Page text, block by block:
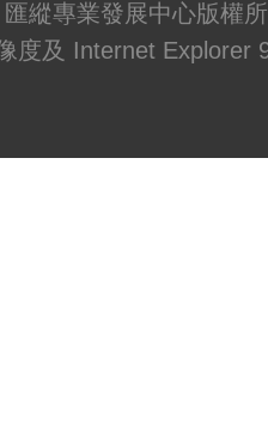
匯縱專業發展中心版權
度及 Internet Explorer